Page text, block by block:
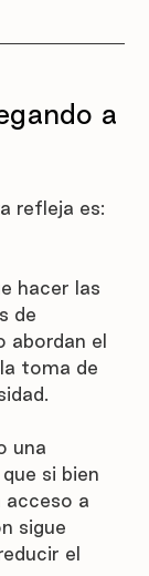
a
refleja es:
hacer las
de
abordan el
toma de
una
si bien
acceso a
sigue
el